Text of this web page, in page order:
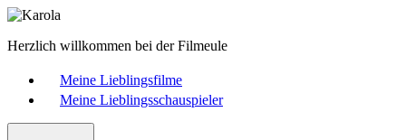
Herzlich willkommen bei der Filmeule
Meine Lieblingsfilme
Meine Lieblingsschauspieler